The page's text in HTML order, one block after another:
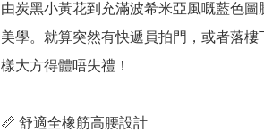
由炭黑小黃花到充滿波希米亞風嘅藍色圖
美學。就算突然有快遞員拍門，或者落樓
樣大方得體唔失禮！
📏 舒適全橡筋高腰設計